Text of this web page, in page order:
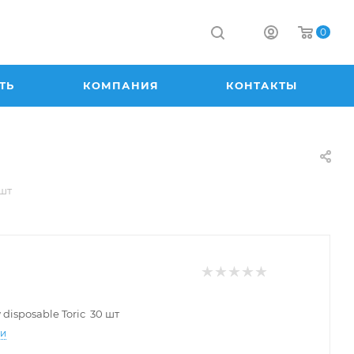
0
КОМПАНИЯ КОНТАКТЫ
disposable Toric 30 шт